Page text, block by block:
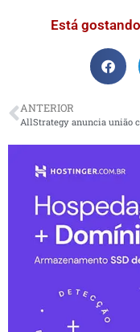
Está
ANTERIOR